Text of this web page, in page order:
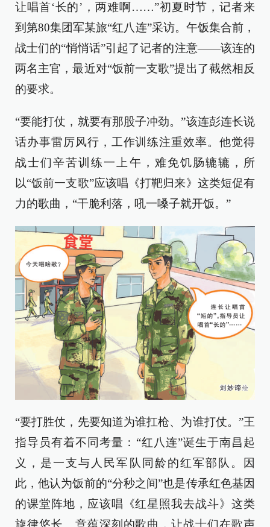
让唱首‘长的’，两难啊……”初夏时节，记者来
到第80集团军某旅“红八连”采访。午饭集合前，
战士们的“悄悄话”引起了记者的注意——该连的
两名主官，最近对“饭前一支歌”提出了截然相反
的要求。
“要能打仗，就要有那股子冲劲。”该连彭连长说
话办事雷厉风行，工作训练注重效率。他觉得
战士们辛苦训练一上午，难免饥肠辘辘，所
以“饭前一支歌”应该唱《打靶归来》这类短促有
力的歌曲，“干脆利落，吼一嗓子就开饭。”
“要打胜仗，先要知道为谁扛枪、为谁打仗。”王
指导员有着不同考量：“红八连”诞生于南昌起
义，是一支与人民军队同龄的红军部队。因
此，他认为饭前的“分秒之间”也是传承红色基因
的课堂阵地，应该唱《红星照我去战斗》这类